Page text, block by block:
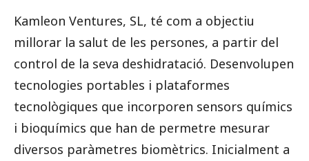
Kamleon Ventures, SL, té com a objectiu
millorar la salut de les persones, a partir del
control de la seva deshidratació. Desenvolupen
tecnologies portables i plataformes
tecnològiques que incorporen sensors químics
i bioquímics que han de permetre mesurar
diversos paràmetres biomètrics. Inicialment a